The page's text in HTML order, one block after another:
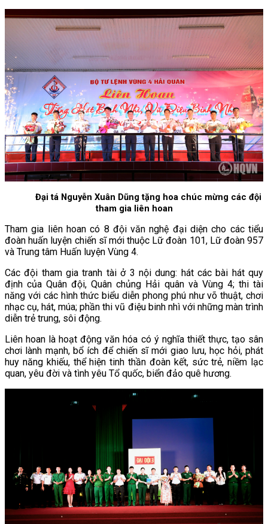
Đại tá Nguyễn Xuân Dũng tặng hoa chúc mừng các đội
tham gia liên hoan
Tham gia liên hoan có 8 đội văn nghệ đại diện cho các tiểu
đoàn huấn luyện chiến sĩ mới thuộc Lữ đoàn 101, Lữ đoàn 957
và Trung tâm Huấn luyện Vùng 4.
Các đội tham gia tranh tài ở 3 nội dung: hát các bài hát quy
định của Quân đội, Quân chủng Hải quân và Vùng 4; thi tài
năng với các hình thức biểu diễn phong phú như võ thuật, chơi
nhạc cụ, hát, múa; phần thi vũ điệu binh nhì với những màn trình
diễn trẻ trung, sôi động.
Liên hoan là hoạt động văn hóa có ý nghĩa thiết thực, tạo sân
chơi lành mạnh, bổ ích để chiến sĩ mới giao lưu, học hỏi, phát
huy năng khiếu, thể hiện tinh thần đoàn kết, sức trẻ, niềm lạc
quan, yêu đời và tình yêu Tổ quốc, biển đảo quê hương.